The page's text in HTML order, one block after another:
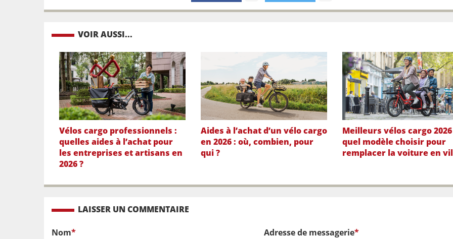
VOIR AUSSI...
Vélos cargo professionnels :
quelles aides à l’achat pour
les entreprises et artisans en
2026 ?
Aides à l’achat d’un vélo cargo
en 2026 : où, combien, pour
qui ?
Meilleurs vélos cargo 2026
quel modèle choisir pour
remplacer la voiture en
LAISSER UN COMMENTAIRE
Nom* Adresse de messagerie*